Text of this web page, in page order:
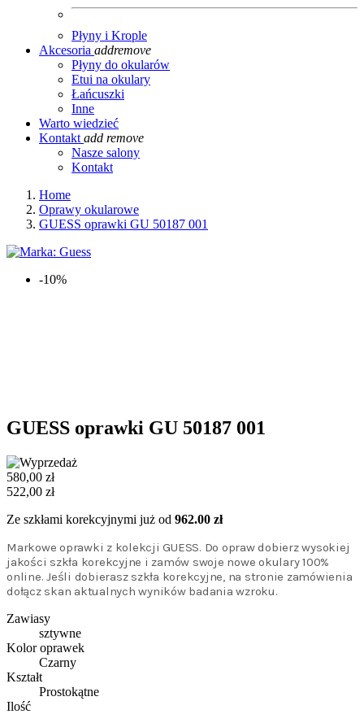
Płyny i Krople
Akcesoria addremove
Płyny do okularów
Etui na okulary
Łańcuszki
Inne
Warto wiedzieć
Kontakt add remove
Nasze salony
Kontakt
Home
Oprawy okularowe
GUESS oprawki GU 50187 001
-10%
GUESS oprawki GU 50187 001
580,00 zł
522,00 zł
Ze szkłami korekcyjnymi już od 962.00 zł
Markowe oprawki z kolekcji GUESS. Do opraw dobierz wysokiej
jakości szkła korekcyjne i zamów swoje nowe okulary 100%
online. Jeśli dobierasz szkła korekcyjne, na stronie zamówienia
dołącz skan aktualnych wyników badania wzroku.
Zawiasy
sztywne
Kolor oprawek
Czarny
Kształt
Prostokątne
Ilość